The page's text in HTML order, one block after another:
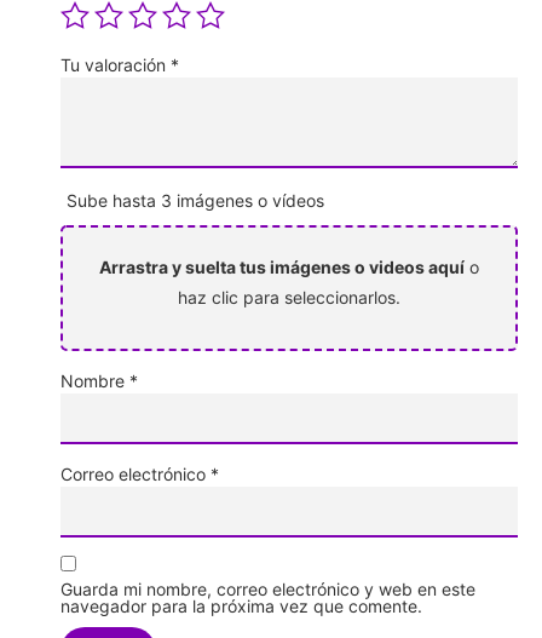
Tu valoración *
Sube hasta 3 imágenes o vídeos
Arrastra y suelta tus imágenes o videos aquí o
haz clic para seleccionarlos.
Nombre *
Correo electrónico *
Guarda mi nombre, correo electrónico y web en este
navegador para la próxima vez que comente.